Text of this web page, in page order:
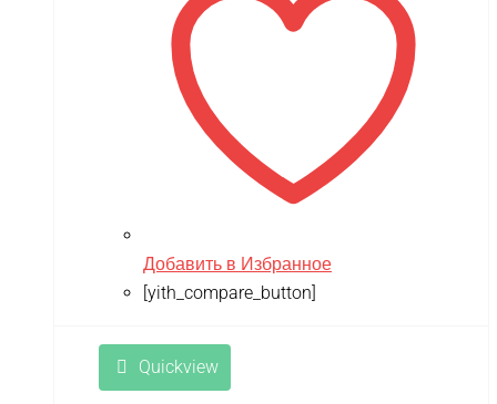
Добавить в Избранное
[yith_compare_button]
Quickview